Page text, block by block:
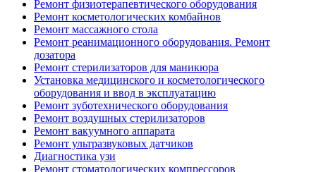
Ремонт физиотерапевтического оборудования
Ремонт косметологических комбайнов
Ремонт массажного стола
Ремонт реанимационного оборудования. Ремонт
дозатора
Ремонт стерилизаторов для маникюра
Установка медицинского и косметологического
оборудования и ввод в эксплуатацию
Ремонт зуботехнического оборудования
Ремонт воздушных стерилизаторов
Ремонт вакуумного аппарата
Ремонт ультразвуковых датчиков
Диагностика узи
Ремонт стоматологических компрессоров